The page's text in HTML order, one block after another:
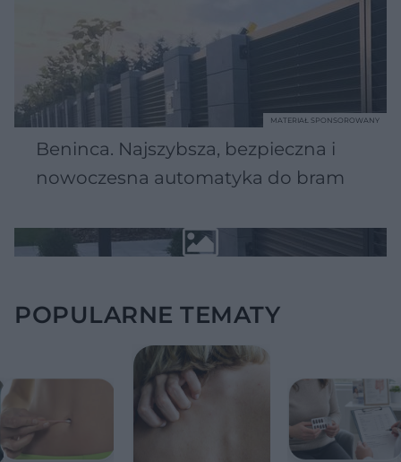
Beninca. Najszybsza, bezpieczna i
nowoczesna automatyka do bram
MATERIAŁ SPONSOROWANY
POPULARNE TEMATY